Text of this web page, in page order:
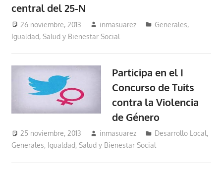
central del 25-N
26 noviembre, 2013 inmasuarez Generales,
Igualdad, Salud y Bienestar Social
Participa en el I
Concurso de Tuits
contra la Violencia
de Género
25 noviembre, 2013 inmasuarez Desarrollo Local,
Generales, Igualdad, Salud y Bienestar Social